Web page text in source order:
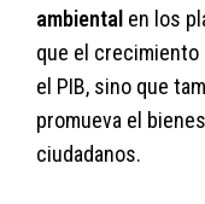
ambiental en los
que el crecimiento
el PIB, sino que
promueva el
ciudadanos.